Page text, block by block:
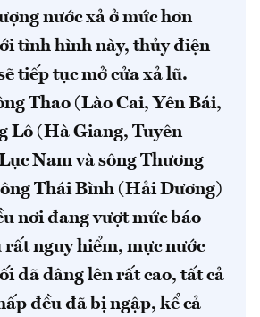
nước xả ở mức hơn
tình hình này, thủy điện
tiếp tục mở cửa xả lũ.
Thao (Lào Cai, Yên Bái,
Lô (Hà Giang, Tuyên
Nam và sông Thương
Thái Bình (Hải Dương)
nơi đang vượt mức báo
nguy hiểm, mực nước
đã dâng lên rất cao, tất cả
đều đã bị ngập, kể cả